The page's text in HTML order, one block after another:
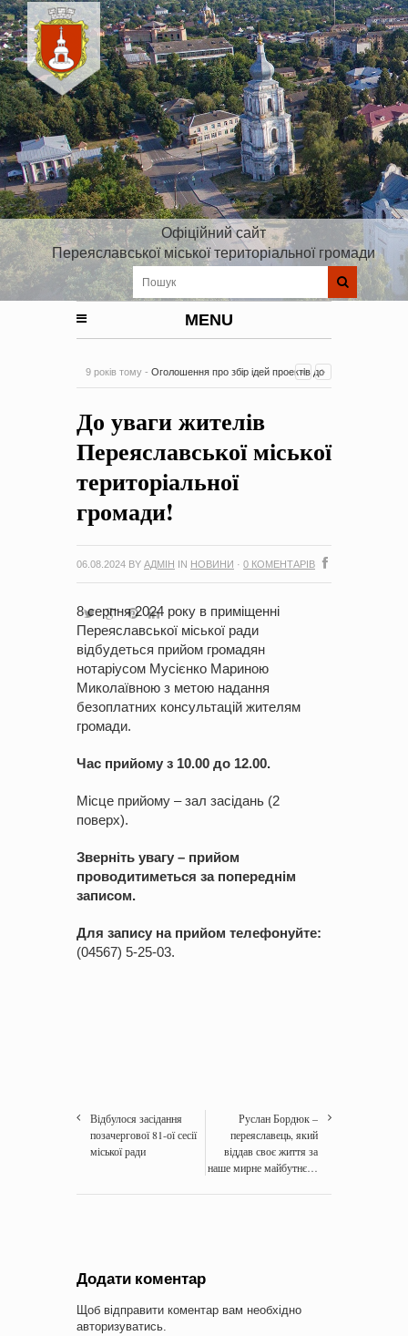
Офіційний сайт
Переяславської міської територіальної громади
MENU
9 років тому - Оголошення про збір ідей проектів до
на період 2018 – 2020 роки Оголошення про збір ідей
проектів
До уваги жителів
Переяславської міської
територіальної
громади!
06.08.2024 BY АДМІН IN НОВИНИ · 0 КОМЕНТАРІВ
8 серпня 2024 року в приміщенні
Переяславської міської ради
відбудеться прийом громадян
нотаріусом Мусієнко Мариною
Миколаївною з метою надання
безоплатних консультацій жителям
громади.
Час прийому з 10.00 до 12.00.
Місце прийому – зал засідань (2
поверх).
Зверніть увагу – прийом
проводитиметься за попереднім
записом.
Для запису на прийом телефонуйте:
(04567) 5-25-03.
Відбулося засідання
позачергової 81-ої сесії
міської ради
Руслан Бордюк –
переяславець, який
віддав своє життя за
наше мирне майбутнє…
Додати коментар
Щоб відправити коментар вам необхідно
авторизуватись.